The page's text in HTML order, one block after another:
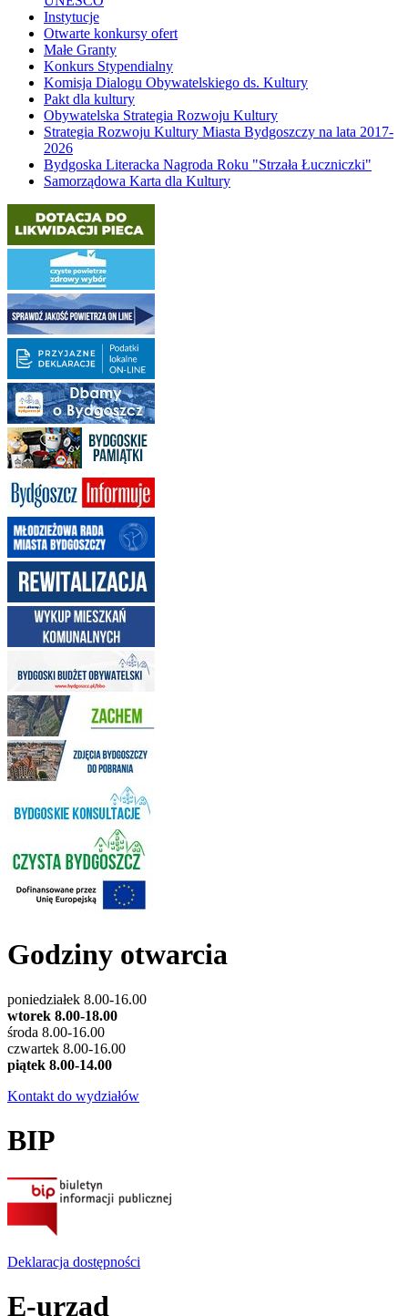
Instytucje
Otwarte konkursy ofert
Małe Granty
Konkurs Stypendialny
Komisja Dialogu Obywatelskiego ds. Kultury
Pakt dla kultury
Obywatelska Strategia Rozwoju Kultury
Strategia Rozwoju Kultury Miasta Bydgoszczy na lata 2017-
2026
Bydgoska Literacka Nagroda Roku "Strzała Łuczniczki"
Samorządowa Karta dla Kultury
Godziny otwarcia
poniedziałek 8.00-16.00
wtorek 8.00-18.00
środa 8.00-16.00
czwartek 8.00-16.00
piątek 8.00-14.00
Kontakt do wydziałów
BIP
Deklaracja dostępności
E-urząd